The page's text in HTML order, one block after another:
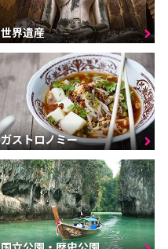
世界遺産
ガストロノミー